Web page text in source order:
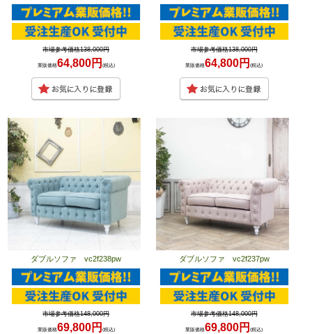
市場参考価格138,000円
業販価格64,800円 (税込)
市場参考価格138,000円
業販価格64,800円(税込)
ダブルソファ vc2f238pw
市場参考価格148,000円
業販価格69,800円 (税込)
ダブルソファ vc2f237pw
市場参考価格148,000円
業販価格69,800円(税込)